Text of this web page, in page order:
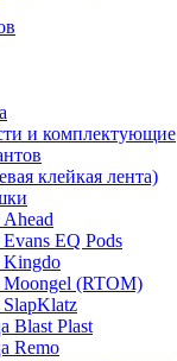
и комплектующие
клейкая лента)
EQ Pods
Kingdo
(RTOM)
Blast Plast
Remo